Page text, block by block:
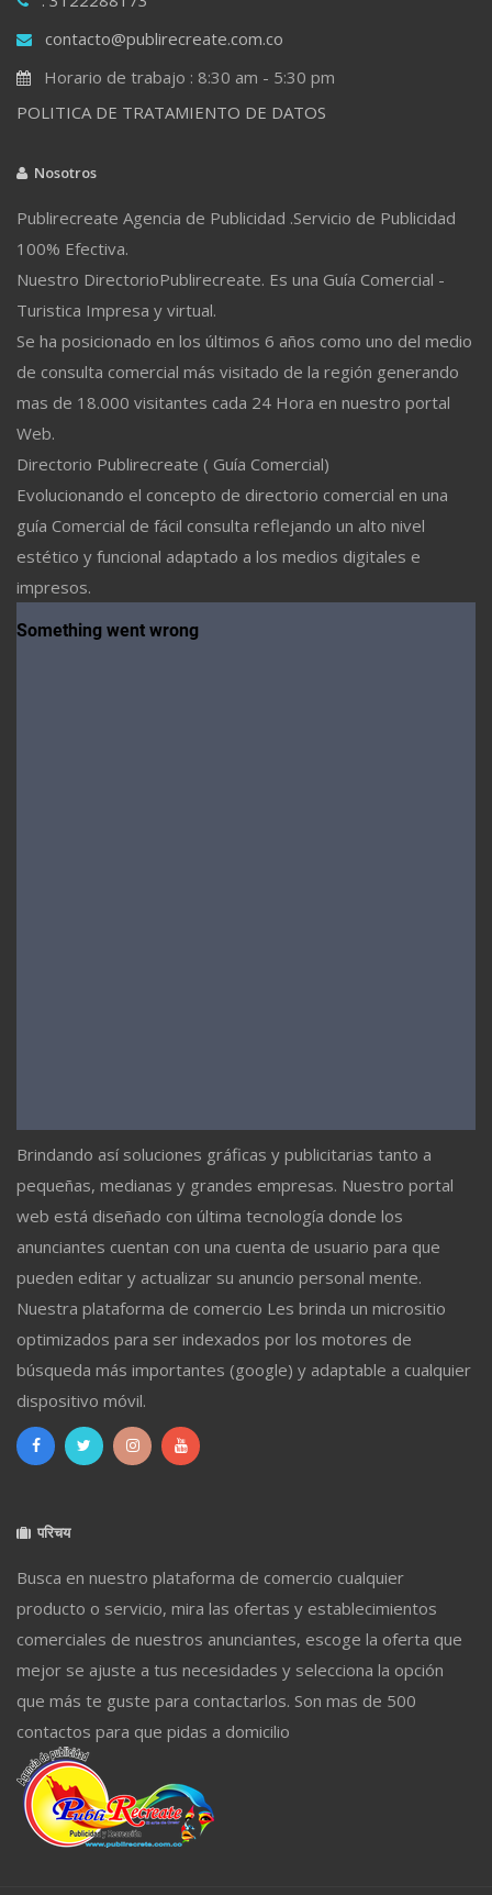
contacto@publirecreate.com.co
Horario de trabajo : 8:30 am - 5:30 pm
POLITICA DE TRATAMIENTO DE DATOS
Nosotros
Publirecreate Agencia de Publicidad .Servicio de Publicidad
100% Efectiva.
Nuestro DirectorioPublirecreate. Es una Guía Comercial -
Turistica Impresa y virtual.
Se ha posicionado en los últimos 6 años como uno del medio
de consulta comercial más visitado de la región generando
mas de 18.000 visitantes cada 24 Hora en nuestro portal
Web.
Directorio Publirecreate ( Guía Comercial)
Evolucionando el concepto de directorio comercial en una
guía Comercial de fácil consulta reflejando un alto nivel
estético y funcional adaptado a los medios digitales e
impresos.
Brindando así soluciones gráficas y publicitarias tanto a
pequeñas, medianas y grandes empresas. Nuestro portal
web está diseñado con última tecnología donde los
anunciantes cuentan con una cuenta de usuario para que
pueden editar y actualizar su anuncio personal mente.
Nuestra plataforma de comercio Les brinda un micrositio
optimizados para ser indexados por los motores de
búsqueda más importantes (google) y adaptable a cualquier
dispositivo móvil.
परिचय
Busca en nuestro plataforma de comercio cualquier
producto o servicio, mira las ofertas y establecimientos
comerciales de nuestros anunciantes, escoge la oferta que
mejor se ajuste a tus necesidades y selecciona la opción
que más te guste para contactarlos. Son mas de 500
contactos para que pidas a domicilio